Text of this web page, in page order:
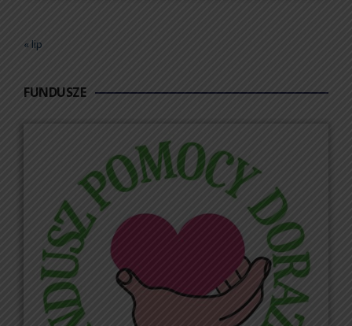
« lip
FUNDUSZE